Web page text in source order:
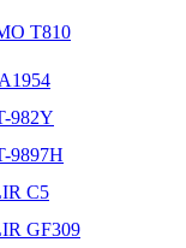
T810
982Y
9897H
C5
GF309